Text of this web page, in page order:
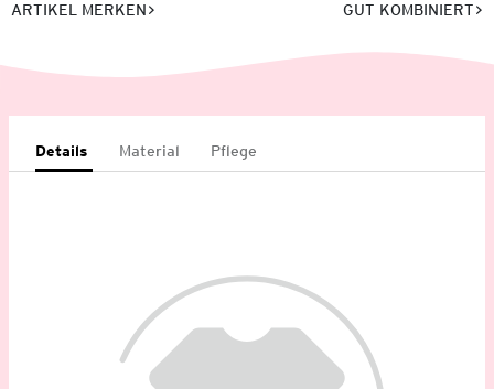
ARTIKEL MERKEN GUT KOMBINIERT
Details Material Pflege